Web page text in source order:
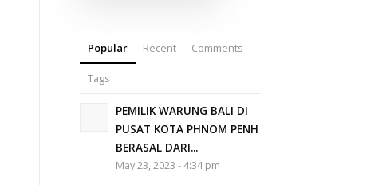
Popular Recent Comments
Tags
PEMILIK WARUNG BALI DI
PUSAT KOTA PHNOM PENH
BERASAL DARI...
May 23, 2023 - 4:34 pm